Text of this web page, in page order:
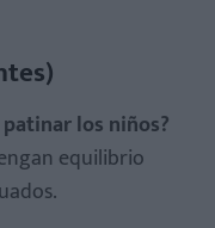
los niños?
equilibrio